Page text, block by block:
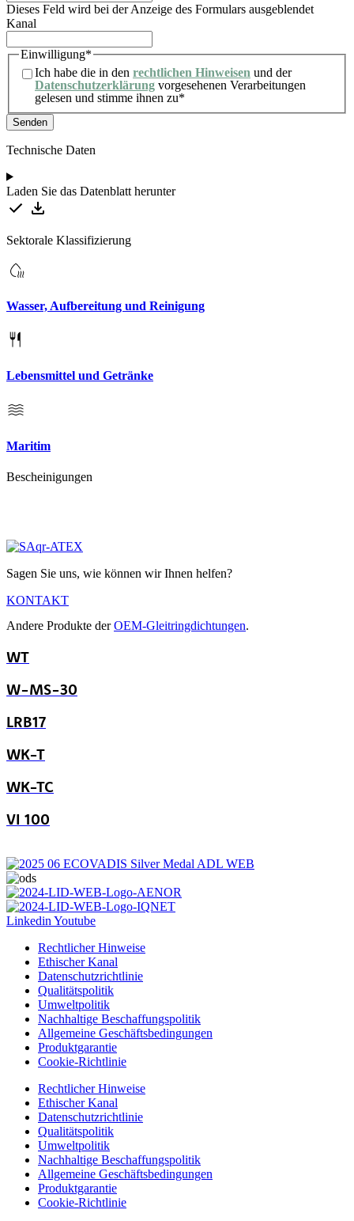
Dieses Feld wird bei der Anzeige des Formulars ausgeblendet
Kanal
Einwilligung*
Ich habe die in den rechtlichen Hinweisen und der
Datenschutzerklärung vorgesehenen Verarbeitungen
gelesen und stimme ihnen zu*
Technische Daten
Laden Sie das Datenblatt herunter
Sektorale Klassifizierung
Wasser, Aufbereitung und Reinigung
Lebensmittel und Getränke
Maritim
Bescheinigungen
Sagen Sie uns, wie können wir Ihnen helfen?
KONTAKT
Andere Produkte derOEM-Gleitringdichtungen.
WT
W-MS-30
LRB17
WK-T
WK-TC
VI 100
Linkedin Youtube
Rechtlicher Hinweise
Ethischer Kanal
Datenschutzrichtlinie
Qualitätspolitik
Umweltpolitik
Nachhaltige Beschaffungspolitik
Allgemeine Geschäftsbedingungen
Produktgarantie
Cookie-Richtlinie
Rechtlicher Hinweise
Ethischer Kanal
Datenschutzrichtlinie
Qualitätspolitik
Umweltpolitik
Nachhaltige Beschaffungspolitik
Allgemeine Geschäftsbedingungen
Produktgarantie
Cookie-Richtlinie